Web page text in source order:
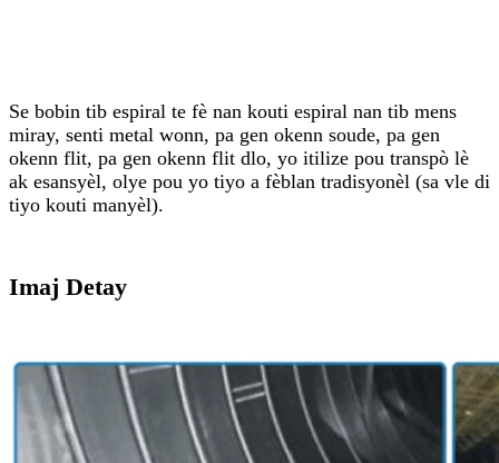
Se bobin tib espiral te fè nan kouti espiral nan tib mens
miray, senti metal wonn, pa gen okenn soude, pa gen
okenn flit, pa gen okenn flit dlo, yo itilize pou transpò lè
ak esansyèl, olye pou yo tiyo a fèblan tradisyonèl (sa vle di
tiyo kouti manyèl).
Imaj Detay